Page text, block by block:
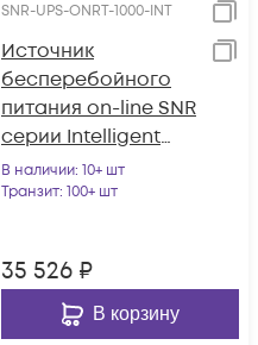
SNR-UPS-ONRT-1000-INT
Источник
бесперебойного
питания on-line SNR
серии Intelligent
1000 VA, 36VDC
В наличии: 10+ шт
Транзит: 100+ шт
35 526 ₽
В корзину